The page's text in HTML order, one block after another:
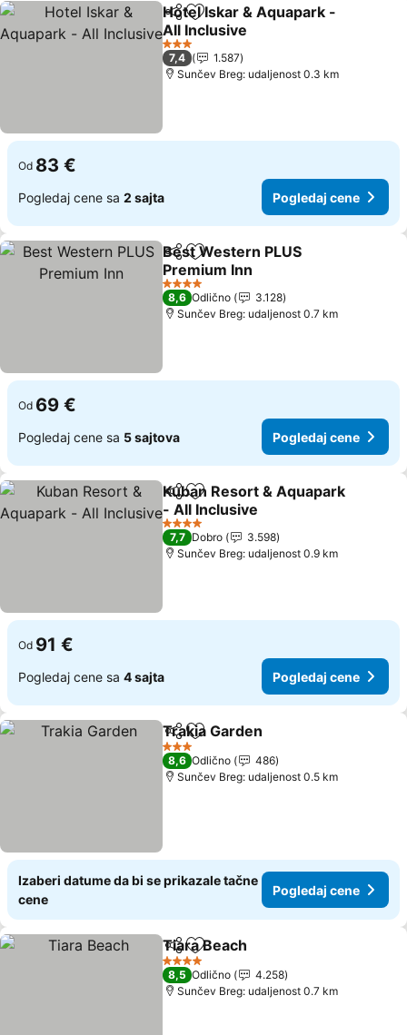
Deli Dodati u favorite
Hotel Iskar & Aquapark -
All Inclusive
3 Zvezdice
7,4
1.587
Sunčev Breg: udaljenost 0.3 km
Od 83 €
Pogledaj cene sa 2 sajta Pogledaj cene
Deli Dodati u favorite
Best Western PLUS
Premium Inn
4 Zvezdice
8,6 Odlično
3.128
Sunčev Breg: udaljenost 0.7 km
Od 69 €
Pogledaj cene sa 5 sajtova Pogledaj cene
Deli Dodati u favorite
Kuban Resort & Aquapark
- All Inclusive
4 Zvezdice
7,7 Dobro
3.598
Sunčev Breg: udaljenost 0.9 km
Od 91 €
Pogledaj cene sa 4 sajta Pogledaj cene
Deli Dodati u favorite
Trakia Garden
3 Zvezdice
8,6 Odlično
486
Sunčev Breg: udaljenost 0.5 km
Izaberi datume da bi se prikazale tačne
cene
Pogledaj cene
Deli Dodati u favorite
Tiara Beach
4 Zvezdice
8,5 Odlično
4.258
Sunčev Breg: udaljenost 0.7 km